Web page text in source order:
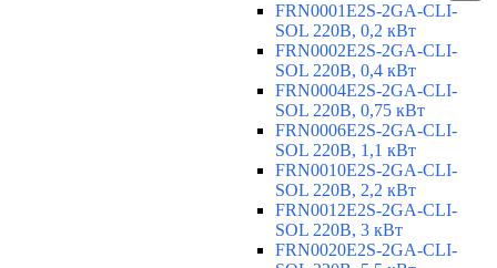
FRN0001E2S-2GA-CLI-
SOL 220В, 0,2 кВт
FRN0002E2S-2GA-CLI-
SOL 220В, 0,4 кВт
FRN0004E2S-2GA-CLI-
SOL 220В, 0,75 кВт
FRN0006E2S-2GA-CLI-
SOL 220В, 1,1 кВт
FRN0010E2S-2GA-CLI-
SOL 220В, 2,2 кВт
FRN0012E2S-2GA-CLI-
SOL 220В, 3 кВт
FRN0020E2S-2GA-CLI-